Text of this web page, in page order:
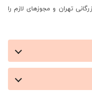
تهران و مجوزهای لازم را